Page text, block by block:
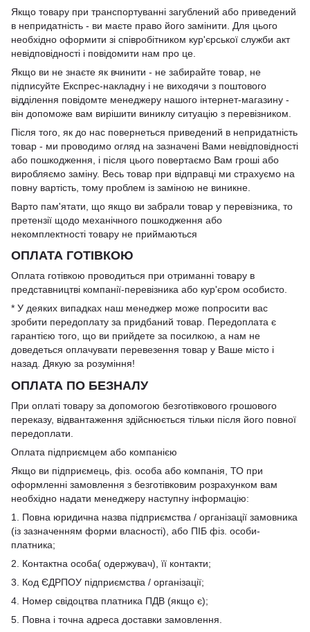
Якщо товару при транспортуванні загублений або приведений
в непридатність - ви маєте право його замінити. Для цього
необхідно оформити зі співробітником кур'єрської служби акт
невідповідності і повідомити нам про це.
Якщо ви не знаєте як вчинити - не забирайте товар, не
підписуйте Експрес-накладну і не виходячи з поштового
відділення повідомте менеджеру нашого інтернет-магазину -
він допоможе вам вирішити виниклу ситуацію з перевізником.
Після того, як до нас повернеться приведений в непридатність
товар - ми проводимо огляд на зазначені Вами невідповідності
або пошкодження, і після цього повертаємо Вам гроші або
виробляємо заміну. Весь товар при відправці ми страхуємо на
повну вартість, тому проблем із заміною не виникне.
Варто пам'ятати, що якщо ви забрали товар у перевізника, то
претензії щодо механічного пошкодження або
некомплектності товару не приймаються
ОПЛАТА ГОТІВКОЮ
Оплата готівкою проводиться при отриманні товару в
представництві компанії-перевізника або кур'єром особисто.
* У деяких випадках наш менеджер може попросити вас
зробити передоплату за придбаний товар. Передоплата є
гарантією того, що ви прийдете за посилкою, а нам не
доведеться оплачувати перевезення товар у Ваше місто і
назад. Дякую за розуміння!
ОПЛАТА ПО БЕЗНАЛУ
При оплаті товару за допомогою безготівкового грошового
переказу, відвантаження здійснюється тільки після його повної
передоплати.
Оплата підприємцем або компанією
Якщо ви підприємець, фіз. особа або компанія, ТО при
оформленні замовлення з безготівковим розрахунком вам
необхідно надати менеджеру наступну інформацію:
1. Повна юридична назва підприємства / організації замовника
(із зазначенням форми власності), або ПІБ фіз. особи-
платника;
2. Контактна особа( одержувач), її контакти;
3. Код ЄДРПОУ підприємства / організації;
4. Номер свідоцтва платника ПДВ (якщо є);
5. Повна і точна адреса доставки замовлення.